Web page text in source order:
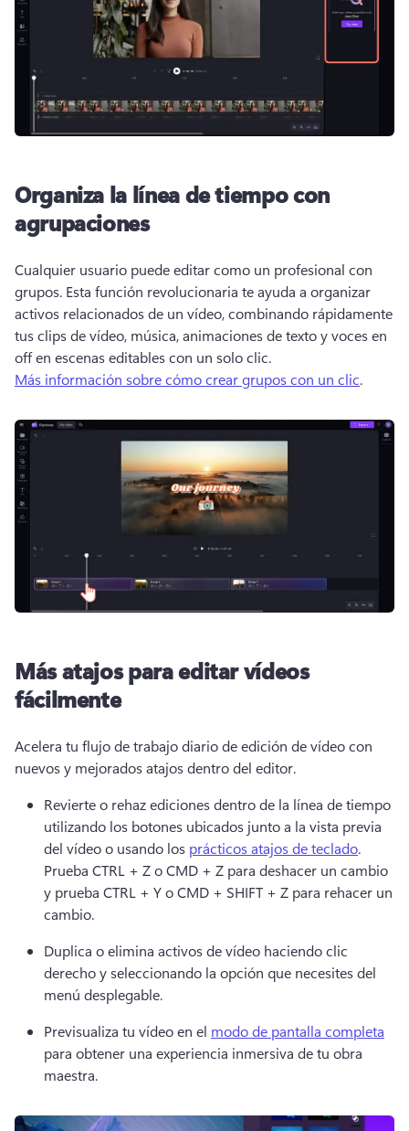
Organiza la línea de tiempo con
agrupaciones
Cualquier usuario puede editar como un profesional con
grupos. Esta función revolucionaria te ayuda a organizar
activos relacionados de un vídeo, combinando rápidamente
tus clips de vídeo, música, animaciones de texto y voces en
off en escenas editables con un solo clic.
Más información sobre cómo crear grupos con un clic.
Más atajos para editar vídeos
fácilmente
Acelera tu flujo de trabajo diario de edición de vídeo con
nuevos y mejorados atajos dentro del editor.
Revierte o rehaz ediciones dentro de la línea de tiempo
utilizando los botones ubicados junto a la vista previa
del vídeo o usando los prácticos atajos de teclado
Prueba CTRL + Z o CMD + Z para deshacer un cambio
y prueba CTRL + Y o CMD + SHIFT + Z para rehacer un
cambio.
Duplica o elimina activos de vídeo haciendo clic
derecho y seleccionando la opción que necesites del
menú desplegable.
Previsualiza tu vídeo en el modo de pantalla completa
para obtener una experiencia inmersiva de tu obra
maestra.